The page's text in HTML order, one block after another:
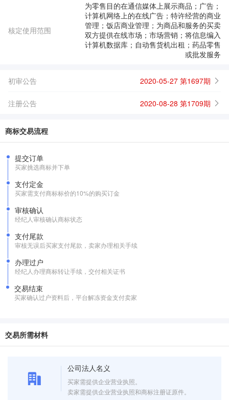
核定使用范围
为零售目的在通信媒体上展示商品；广告；
计算机网络上的在线广告；特许经营的商业
管理；饭店商业管理；为商品和服务的买卖
双方提供在线市场；市场营销；将信息编入
计算机数据库；自动售货机出租；药品零售
或批发服务
初审公告 2020-05-27 第1697期
注册公告 2020-08-28 第1709期
商标交易流程
提交订单
买家挑选商标并下单
支付定金
买家需支付商标标价的10%的购买订金
审核确认
经纪人审核确认商标状态
支付尾款
审核无误后买家支付尾款，卖家办理相关手续
办理过户
经纪人办理商标转让手续，交付相关证书
交易结束
买家确认过户资料后，平台解冻资金支付卖家
交易所需材料
公司法人名义
买家需提供企业营业执照。
卖家需提供企业营业执照和商标注册证原件。